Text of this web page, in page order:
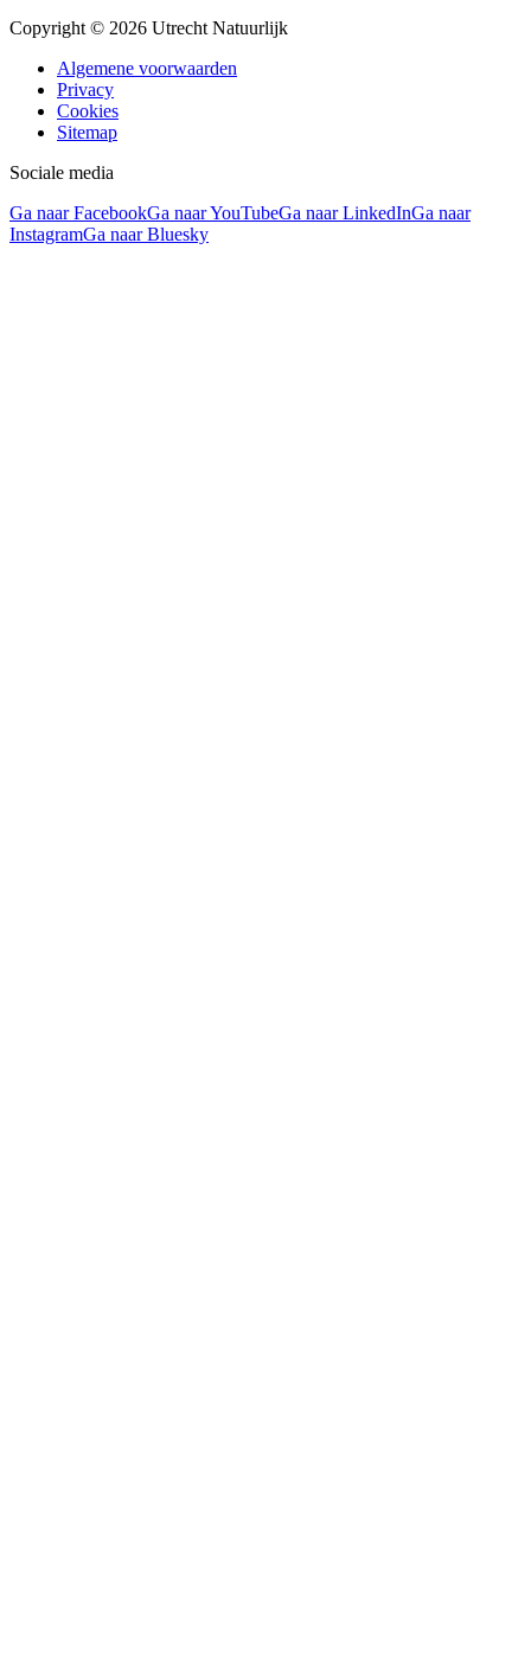
Copyright © 2026 Utrecht Natuurlijk
Algemene voorwaarden
Privacy
Cookies
Sitemap
Sociale media
Ga naar FacebookGa naar YouTubeGa naar LinkedInGa naar
InstagramGa naar Bluesky